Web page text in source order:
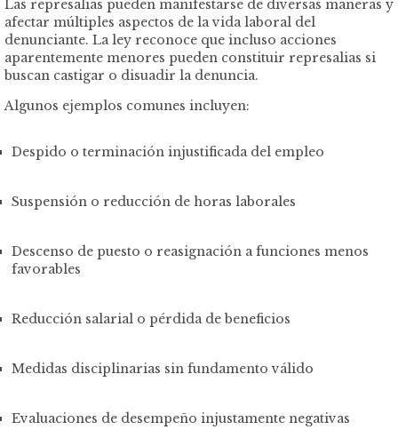
Las represalias pueden manifestarse de diversas maneras y
afectar múltiples aspectos de la vida laboral del
denunciante. La ley reconoce que incluso acciones
aparentemente menores pueden constituir represalias si
buscan castigar o disuadir la denuncia.
Algunos ejemplos comunes incluyen:
Despido o terminación injustificada del empleo
Suspensión o reducción de horas laborales
Descenso de puesto o reasignación a funciones menos
favorables
Reducción salarial o pérdida de beneficios
Medidas disciplinarias sin fundamento válido
Evaluaciones de desempeño injustamente negativas